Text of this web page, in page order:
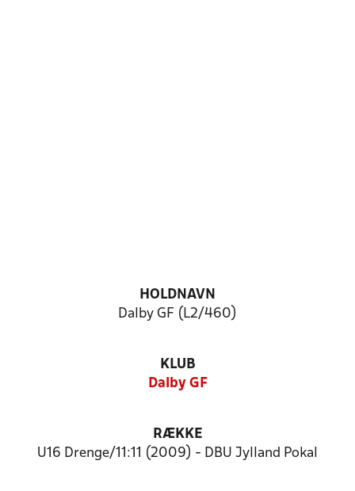
HOLDNAVN
Dalby GF (L2/460)
KLUB
Dalby GF
RÆKKE
U16 Drenge/11:11 (2009) - DBU Jylland Pokal